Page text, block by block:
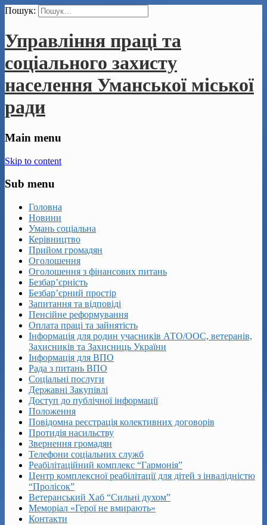
Пошук:
Управління праці та
соціального захисту
населення Уманської міської
ради
Main menu
Skip to content
Sub menu
Головна
Новини
Умань соціальна
Керівництво
Прийом громадян
Оголошення
Оголошення з фінансових питань
Безбар’єрність
Безбар’єрний простір
Запитання та відповіді
Пенсійне реформування
Оплата праці та зайнятість
Інформація для родин учасників АТО/ООС, ветеранів,
Захисників та Захисниць України
Інформація для ВПО
Рада з питань ВПО
Соціальні послуги
Державні Закупівлі
Доступ до публічної інформації
Положення
Повідомна реєстрація колективних договорів
Протидія насильству
Звернення громадян
Телефони соціальних служб
Реабілітаційний комплекс “Гармонія”
Центр комплексної реабілітації для дітей з інвалідністю
“Пролісок”
Ветеранський Хаб “Сильні духом”
Меморіал «Герої не вмирають»
Контакти